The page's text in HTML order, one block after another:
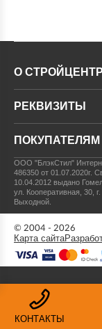
КОНТАКТЫ
О
РЕКВИЗИТЫ
ПОКУПАТЕЛЯМ
ООО "БлэкСтил"
486350 от 01.07.2020г.
10.04.2012 выдано
ул. Кооперативная, 30,
Выходной.
© 2004 - 2026
Карта сайта